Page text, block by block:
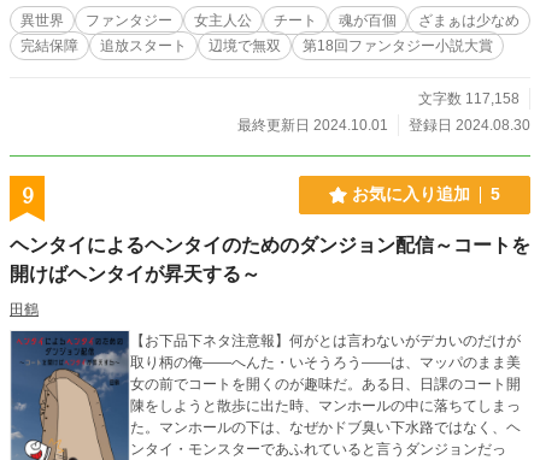
異世界 ファンタジー 女主人公 チート 魂が百個
ざまぁは少なめ
完結保障
追放スタート 辺境で無双 第18回ファンタジー小説大賞
文字数 117,158
最終更新日 2024.10.01
登録日 2024.08.30
9 お気に入り追加 5
ヘンタイによるヘンタイのためのダンジョン配信～コートを
開けばヘンタイが昇天する～
田鶴
【お下品下ネタ注意報】何がとは言わないがデカいのだけが
取り柄の俺――へんた・いそうろう――は、マッパのまま美
女の前でコートを開くのが趣味だ。ある日、日課のコート開
陳をしようと散歩に出た時、マンホールの中に落ちてしまっ
た。マンホールの下は、なぜかドブ臭い下水路ではなく、ヘ
ンタイ・モンスターであふれていると言うダンジョンだっ